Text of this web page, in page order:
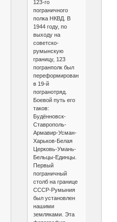
123-го
пограничного
полка НКВД. В
1944 году, по
выходу на
советско-
румынскую
границу, 123
погранполк был
переформирован
в 19-й
погранотряд.
Боевой путь его
таков:
Будённовск-
Ставрополь-
Армавир-Усман-
Харьков-Белая
Церковь-Умань-
Бельцы-Единцы.
Первый
пограничный
столб на границе
СССР-Румыния
был установлен
нашими
земляками. Эта